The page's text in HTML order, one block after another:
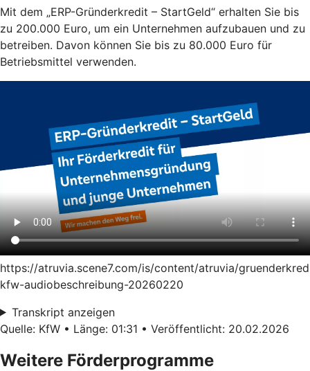
Mit dem „ERP-Gründerkredit – StartGeld“ erhalten Sie bis
zu 200.000 Euro, um ein Unternehmen aufzubauen und zu
betreiben. Davon können Sie bis zu 80.000 Euro für
Betriebsmittel verwenden.
https://atruvia.scene7.com/is/content/atruvia/
kfw-audiobeschreibung-20260220
Transkript anzeigen
Quelle: KfW • Länge: 01:31 • Veröffentlicht: 20.02.2026
Weitere Förderprogramme